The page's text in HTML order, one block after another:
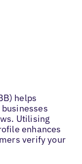
helps
Utilising
enhances
verify your